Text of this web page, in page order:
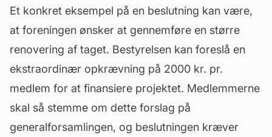
Et konkret eksempel på en beslutning kan være,
at foreningen ønsker at gennemføre en større
renovering af taget. Bestyrelsen kan foreslå en
ekstraordinær opkrævning på 2000 kr. pr.
medlem for at finansiere projektet. Medlemmerne
skal så stemme om dette forslag på
generalforsamlingen, og beslutningen kræver